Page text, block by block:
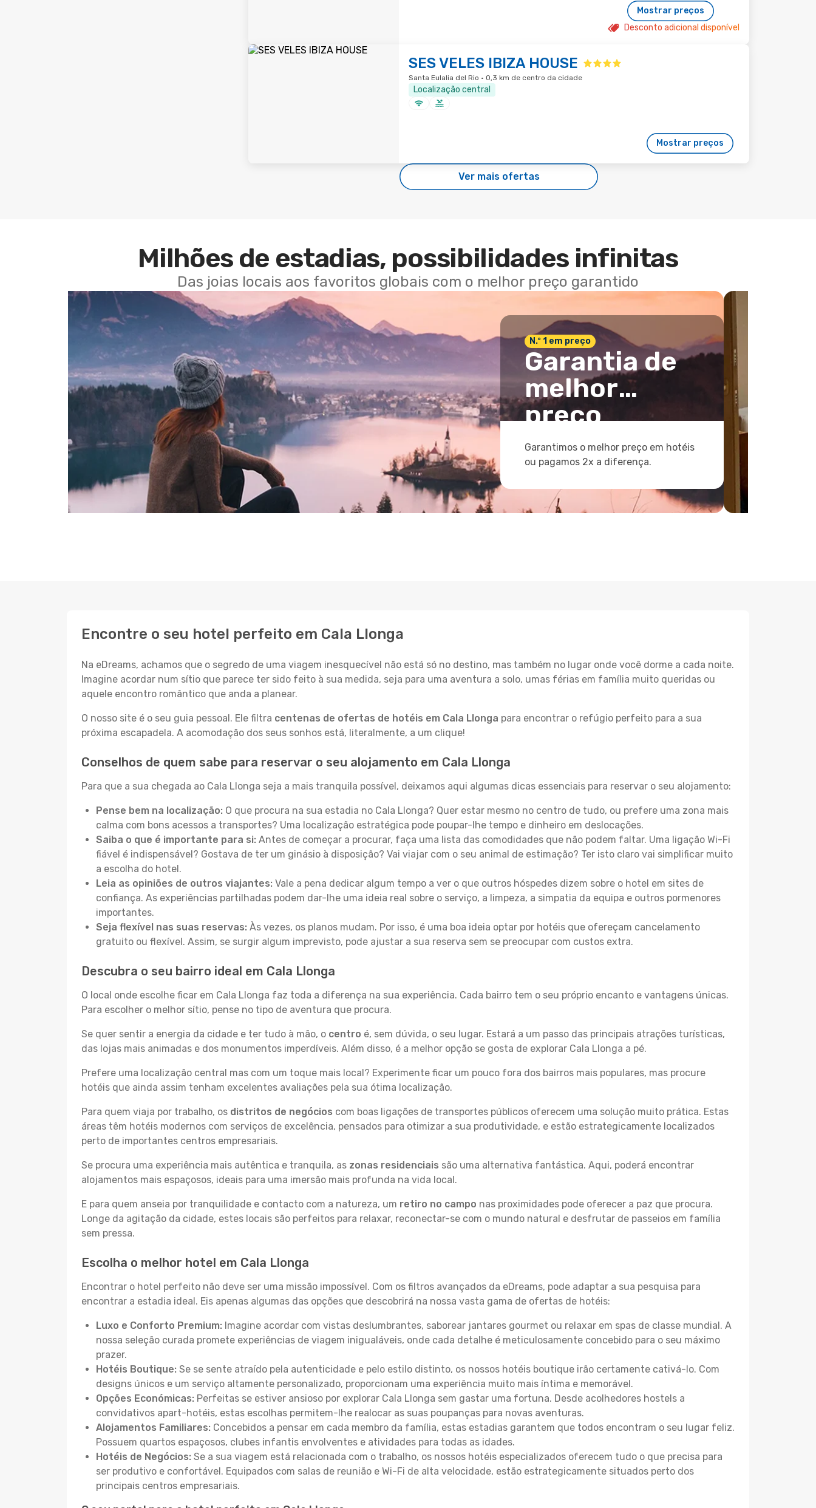
Mostrar preços
Desconto adicional disponível
SES VELES IBIZA HOUSE
Santa Eulalia del Rio · 0,3 km de centro da cidade
Localização central
Mostrar preços
Ver mais ofertas
Milhões de estadias, possibilidades infinitas
Das joias locais aos favoritos globais com o melhor preço garantido
N.º 1 em preço
Garantia de
melhor
preço
Garantimos o melhor preço em hotéis
ou pagamos 2x a diferença.
Encontre o seu hotel perfeito em Cala Llonga
Na eDreams, achamos que o segredo de uma viagem inesquecível não está só no destino, mas também no lugar onde você dorme a cada noite.
Imagine acordar num sítio que parece ter sido feito à sua medida, seja para uma aventura a solo, umas férias em família muito queridas ou
aquele encontro romântico que anda a planear.
O nosso site é o seu guia pessoal. Ele filtra centenas de ofertas de hotéis em Cala Llonga para encontrar o refúgio perfeito para a sua
próxima escapadela. A acomodação dos seus sonhos está, literalmente, a um clique!
Conselhos de quem sabe para reservar o seu alojamento em Cala Llonga
Para que a sua chegada ao Cala Llonga seja a mais tranquila possível, deixamos aqui algumas dicas essenciais para reservar o seu alojamento:
Pense bem na localização: O que procura na sua estadia no Cala Llonga? Quer estar mesmo no centro de tudo, ou prefere uma zona mais
calma com bons acessos a transportes? Uma localização estratégica pode poupar-lhe tempo e dinheiro em deslocações.
Saiba o que é importante para si: Antes de começar a procurar, faça uma lista das comodidades que não podem faltar. Uma ligação Wi-Fi
fiável é indispensável? Gostava de ter um ginásio à disposição? Vai viajar com o seu animal de estimação? Ter isto claro vai simplificar muito
a escolha do hotel.
Leia as opiniões de outros viajantes: Vale a pena dedicar algum tempo a ver o que outros hóspedes dizem sobre o hotel em sites de
confiança. As experiências partilhadas podem dar-lhe uma ideia real sobre o serviço, a limpeza, a simpatia da equipa e outros pormenores
importantes.
Seja flexível nas suas reservas: Às vezes, os planos mudam. Por isso, é uma boa ideia optar por hotéis que ofereçam cancelamento
gratuito ou flexível. Assim, se surgir algum imprevisto, pode ajustar a sua reserva sem se preocupar com custos extra.
Descubra o seu bairro ideal em Cala Llonga
O local onde escolhe ficar em Cala Llonga faz toda a diferença na sua experiência. Cada bairro tem o seu próprio encanto e vantagens únicas.
Para escolher o melhor sítio, pense no tipo de aventura que procura.
Se quer sentir a energia da cidade e ter tudo à mão, o centro é, sem dúvida, o seu lugar. Estará a um passo das principais atrações turísticas,
das lojas mais animadas e dos monumentos imperdíveis. Além disso, é a melhor opção se gosta de explorar Cala Llonga a pé.
Prefere uma localização central mas com um toque mais local? Experimente ficar um pouco fora dos bairros mais populares, mas procure
hotéis que ainda assim tenham excelentes avaliações pela sua ótima localização.
Para quem viaja por trabalho, os distritos de negócios com boas ligações de transportes públicos oferecem uma solução muito prática. Estas
áreas têm hotéis modernos com serviços de excelência, pensados para otimizar a sua produtividade, e estão estrategicamente localizados
perto de importantes centros empresariais.
Se procura uma experiência mais autêntica e tranquila, as zonas residenciais são uma alternativa fantástica. Aqui, poderá encontrar
alojamentos mais espaçosos, ideais para uma imersão mais profunda na vida local.
E para quem anseia por tranquilidade e contacto com a natureza, um retiro no campo nas proximidades pode oferecer a paz que procura.
Longe da agitação da cidade, estes locais são perfeitos para relaxar, reconectar-se com o mundo natural e desfrutar de passeios em família
sem pressa.
Escolha o melhor hotel em Cala Llonga
Encontrar o hotel perfeito não deve ser uma missão impossível. Com os filtros avançados da eDreams, pode adaptar a sua pesquisa para
encontrar a estadia ideal. Eis apenas algumas das opções que descobrirá na nossa vasta gama de ofertas de hotéis:
Luxo e Conforto Premium: Imagine acordar com vistas deslumbrantes, saborear jantares gourmet ou relaxar em spas de classe mundial. A
nossa seleção curada promete experiências de viagem inigualáveis, onde cada detalhe é meticulosamente concebido para o seu máximo
prazer.
Hotéis Boutique: Se se sente atraído pela autenticidade e pelo estilo distinto, os nossos hotéis boutique irão certamente cativá-lo. Com
designs únicos e um serviço altamente personalizado, proporcionam uma experiência muito mais íntima e memorável.
Opções Económicas: Perfeitas se estiver ansioso por explorar Cala Llonga sem gastar uma fortuna. Desde acolhedores hostels a
convidativos apart-hotéis, estas escolhas permitem-lhe realocar as suas poupanças para novas aventuras.
Alojamentos Familiares: Concebidos a pensar em cada membro da família, estas estadias garantem que todos encontram o seu lugar feliz.
Possuem quartos espaçosos, clubes infantis envolventes e atividades para todas as idades.
Hotéis de Negócios: Se a sua viagem está relacionada com o trabalho, os nossos hotéis especializados oferecem tudo o que precisa para
ser produtivo e confortável. Equipados com salas de reunião e Wi-Fi de alta velocidade, estão estrategicamente situados perto dos
principais centros empresariais.